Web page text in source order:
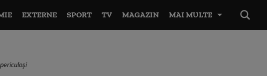
EXTERNE SPORT TV MAGAZIN MAI MULTE